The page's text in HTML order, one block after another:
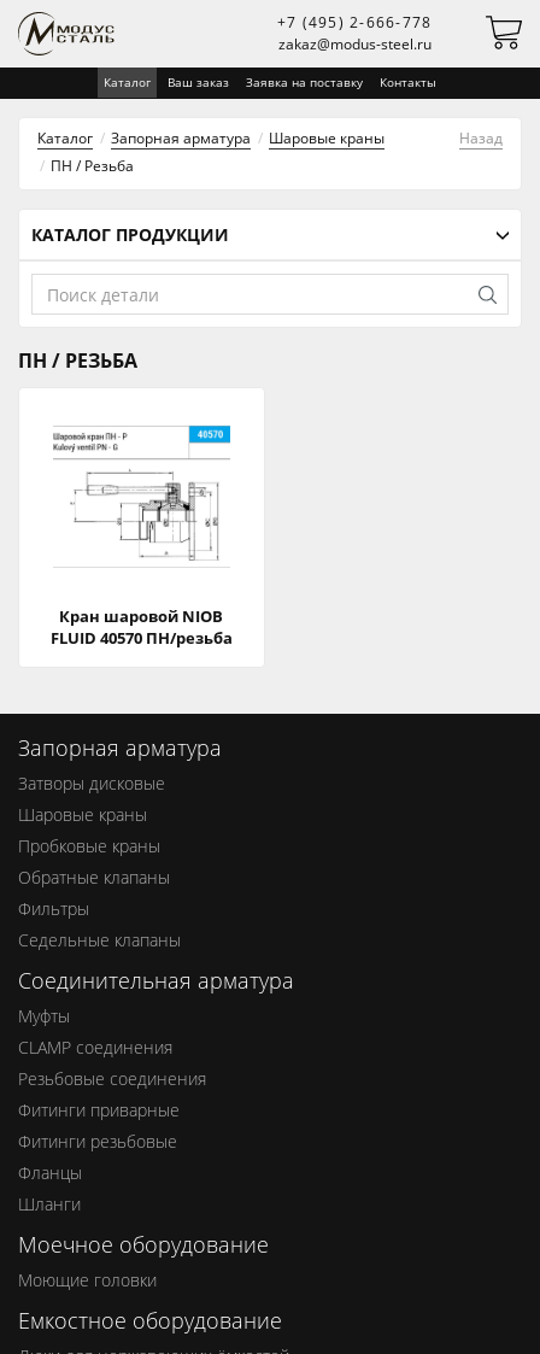
+7 (495) 2-666-778
zakaz@modus-steel.ru
Каталог Ваш заказ Заявка на поставку Контакты
Каталог Запорная арматура
Шаровые краны
ПН / Резьба
Назад
КАТАЛОГ ПРОДУКЦИИ
ПН / РЕЗЬБА
Кран шаровой NIOB
FLUID 40570 ПН/резьба
Запорная арматура
Затворы дисковые
Шаровые краны
Пробковые краны
Обратные клапаны
Фильтры
Седельные клапаны
Соединительная арматура
Муфты
CLAMP соединения
Резьбовые соединения
Фитинги приварные
Фитинги резьбовые
Фланцы
Шланги
Моечное оборудование
Моющие головки
Емкостное оборудование